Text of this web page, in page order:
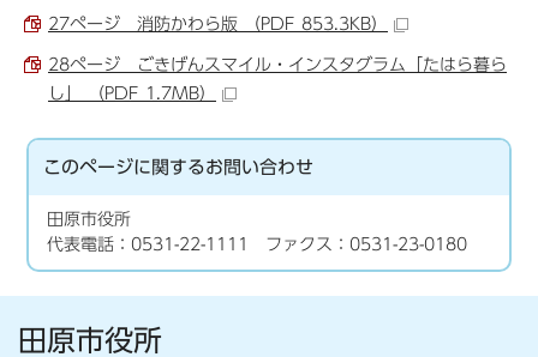
27ページ 消防かわら版 （PDF 853.3KB）
28ページ ごきげんスマイル・インスタグラム「たはら暮ら
し」 （PDF 1.7MB）
このページに関するお問い合わせ
田原市役所
代表電話：0531-22-1111 ファクス：0531-23-0180
田原市役所